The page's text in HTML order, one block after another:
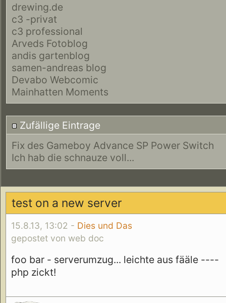
drewing.de
c3 -privat
c3 professional
Arveds Fotoblog
andis gartenblog
samen-andreas blog
Devabo Webcomic
Mainhatten Moments
Zufällige Eintrage
Fix des Gameboy Advance SP Power Switch
Ich hab die schnauze voll...
test on a new server
15.8.13, 13:02 - Dies und Das
gepostet von web doc
foo bar - serverumzug... leichte aus fääle ----
php zickt!